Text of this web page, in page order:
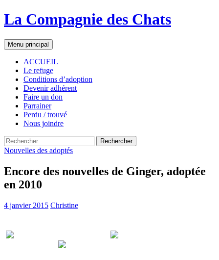
La Compagnie des Chats
Recherche
Menu principal
Aller
au
contenu
ACCUEIL
Le refuge
Conditions d’adoption
Devenir adhérent
Faire un don
Parrainer
Perdu / trouvé
Nous joindre
Rechercher :
Nouvelles des adoptés
Encore des nouvelles de Ginger, adoptée
en 2010
4 janvier 2015 Christine